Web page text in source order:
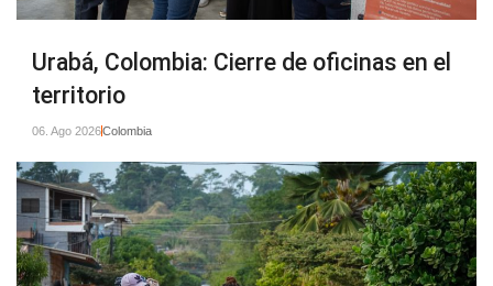
Urabá, Colombia: Cierre de oficinas en el
territorio
06. Ago 2026Colombia